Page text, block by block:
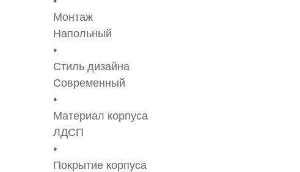
Монтаж
Напольный
Стиль дизайна
Современный
Материал корпуса
ЛДСП
Покрытие корпуса